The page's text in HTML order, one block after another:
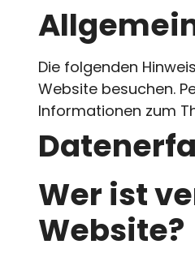
Die folgenden
Website besuchen.
Informationen zum
Wer ist
Website?